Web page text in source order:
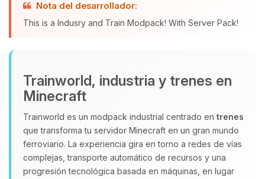
Nota del desarrollador:
This is a Indusry and Train Modpack! With Server Pack!
Trainworld, industria y trenes en
Minecraft
Trainworld es un modpack industrial centrado en trenes
que transforma tu servidor Minecraft en un gran mundo
ferroviario. La experiencia gira en torno a redes de vías
complejas, transporte automático de recursos y una
progresión tecnológica basada en máquinas, en lugar
hablar! Soy Choupy, tu pequeno
asistente de BoxToPlay. Cuentame